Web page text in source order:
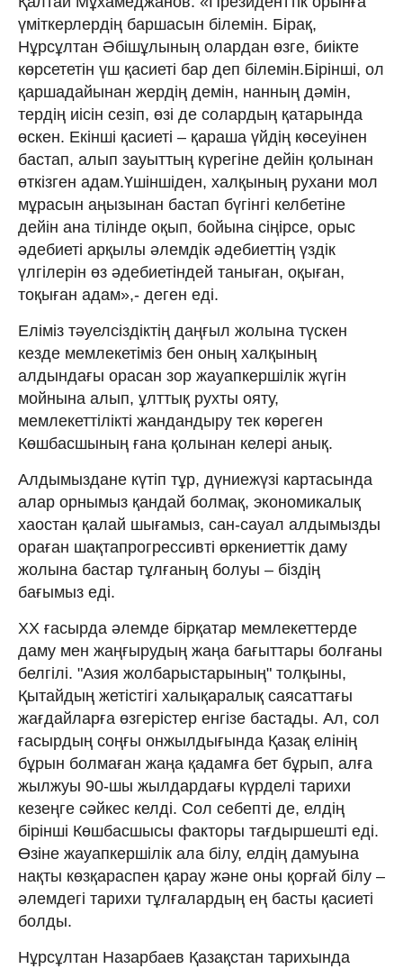
үміткерлердің баршасын білемін. Бірақ,
Нұрсұлтан Әбішұлының олардан өзге, биікте
көрсететін үш қасиеті бар деп білемін.Бірінші, ол
қаршадайынан жердің демін, нанның дәмін,
тердің иісін сезіп, өзі де солардың қатарында
өскен. Екінші қасиеті – қараша үйдің көсеуінен
бастап, алып зауыттың күрегіне дейін қолынан
өткізген адам.Үшіншіден, халқының рухани мол
мұрасын аңызынан бастап бүгінгі келбетіне
дейін ана тілінде оқып, бойына сіңірсе, орыс
әдебиеті арқылы әлемдік әдебиеттің үздік
үлгілерін өз әдебиетіндей таныған, оқыған,
тоқыған адам»,- деген еді.
Еліміз тәуелсіздіктің даңғыл жолына түскен
кезде мемлекетіміз бен оның халқының
алдындағы орасан зор жауапкершілік жүгін
мойнына алып, ұлттық рухты ояту,
мемлекеттілікті жандандыру тек көреген
Көшбасшының ғана қолынан келері анық.
Алдымыздане күтіп тұр, дүниежүзі картасында
алар орнымыз қандай болмақ, экономикалық
хаостан қалай шығамыз, сан-сауал алдымызды
ораған шақтапрогрессивті өркениеттік даму
жолына бастар тұлғаның болуы – біздің
бағымыз еді.
ХХ ғасырда әлемде бірқатар мемлекеттерде
даму мен жаңғырудың жаңа бағыттары болғаны
белгілі. "Азия жолбарыстарының" толқыны,
Қытайдың жетістігі халықаралық саясаттағы
жағдайларға өзгерістер енгізе бастады. Ал, сол
ғасырдың соңғы онжылдығында Қазақ елінің
бұрын болмаған жаңа қадамға бет бұрып, алға
жылжуы 90-шы жылдардағы күрделі тарихи
кезеңге сәйкес келді. Сол себепті де, елдің
бірінші Көшбасшысы факторы тағдыршешті еді.
Өзіне жауапкершілік ала білу, елдің дамуына
нақты көзқараспен қарау және оны қорғай білу –
әлемдегі тарихи тұлғалардың ең басты қасиеті
болды.
Нұрсұлтан Назарбаев Қазақстан тарихында